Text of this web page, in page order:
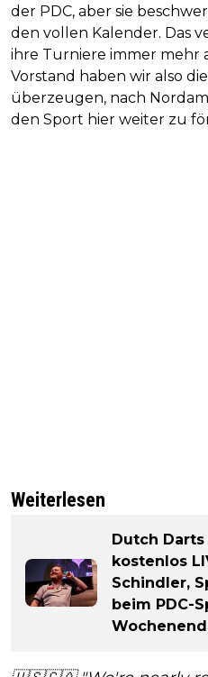
der PDC, aber sie
den vollen Kalender. Das
ihre Turniere immer mehr
Vorstand haben wir also
überzeugen, nach
den Sport hier weiter zu
Weiterlesen
Dutch
kostenlos
Schindler,
beim PDC-